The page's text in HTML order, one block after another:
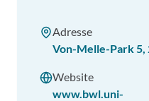
Adresse
Von-Melle-Park 5,
Website
www.bwl.uni-